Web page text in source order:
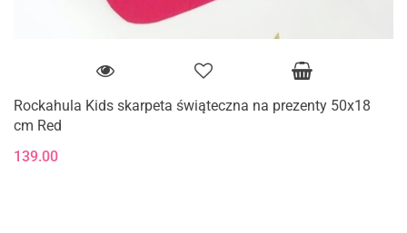
Rockahula Kids skarpeta świąteczna na prezenty 50x18
cm Red
139.00